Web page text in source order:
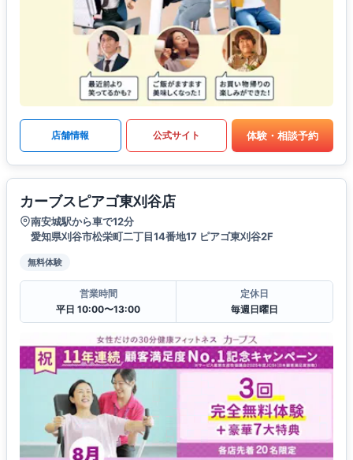
店舗情報 公式サイト 体験・相談予約
カーブスピアゴ東刈谷店
南安城駅から車で12分
愛知県刈谷市松栄町二丁目14番地17 ピアゴ東刈谷2F
無料体験
営業時間
平日 10:00〜13:00
定休日
毎週日曜日